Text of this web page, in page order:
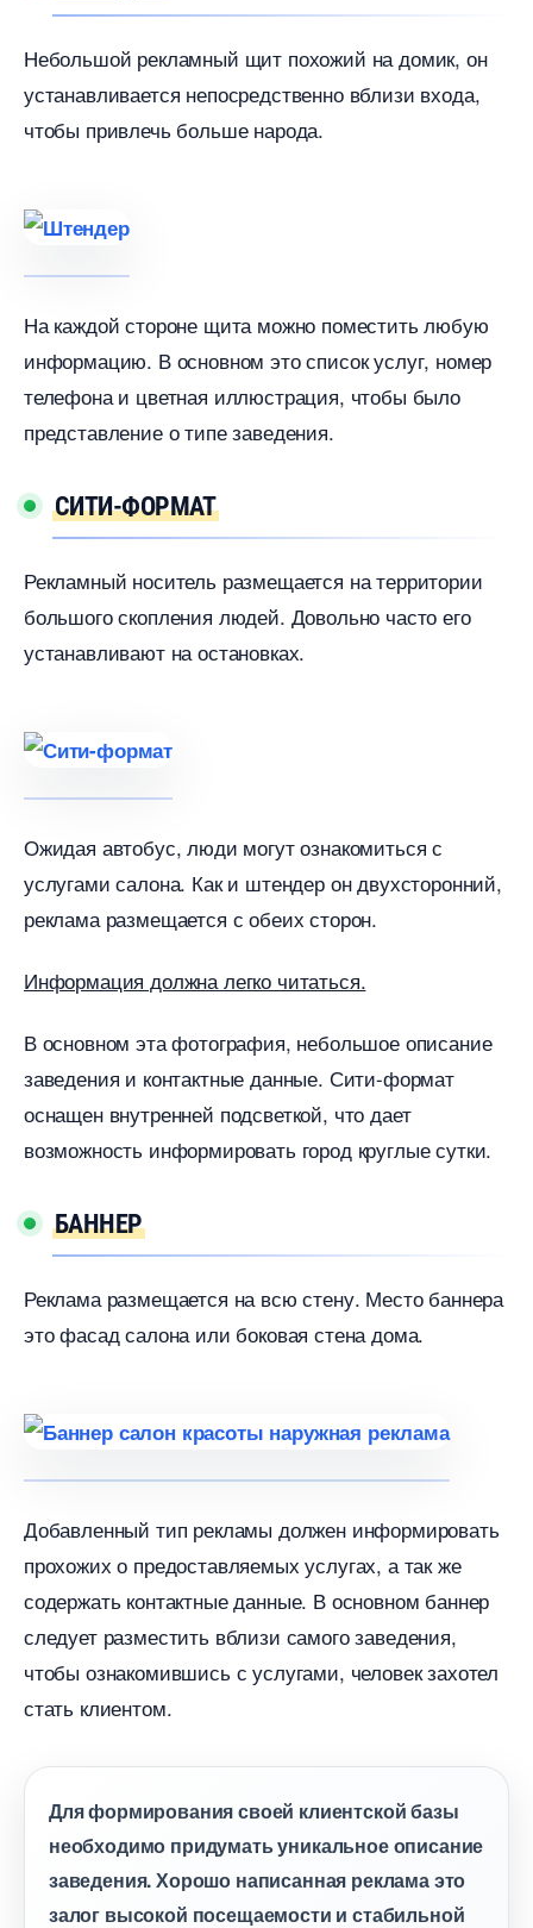
Небольшой рекламный щит похожий на домик, он
устанавливается непосредственно вблизи входа,
чтобы привлечь больше народа.
На каждой стороне щита можно поместить любую
информацию. В основном это список услуг, номер
телефона и цветная иллюстрация, чтобы было
представление о типе заведения.
СИТИ-ФОРМАТ
Рекламный носитель размещается на территории
ольшого скопления людей. Довольно часто его
устанавливают на остановках.
Ожидая автобус, люди могут ознакомиться с
услугами салона. Как и штендер он двухсторонний,
реклама размещается с обеих сторон.
Информация должна легко читаться.
основном эта фотография, небольшое описание
заведения и контактные данные. Сити-формат
оснащен внутренней подсветкой, что дает
озможность информировать город круглые сутки.
БАННЕР
Реклама размещается на всю стену. Место баннера
это фасад салона или боковая стена дома.
Добавленный тип рекламы должен информировать
прохожих о предоставляемых услугах, а так же
содержать контактные данные. В основном баннер
следует разместить вблизи самого заведения,
чтобы ознакомившись с услугами, человек захотел
стать клиентом.
Для формирования своей клиентской базы
необходимо придумать уникальное описание
заведения. Хорошо написанная реклама это
залог высокой посещаемости и стабильной